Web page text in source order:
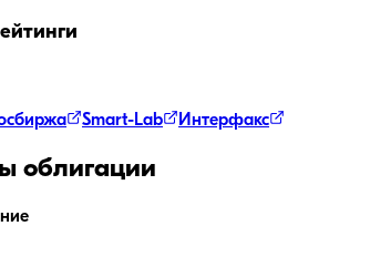
Smart-Lab Интерфакс
облигации